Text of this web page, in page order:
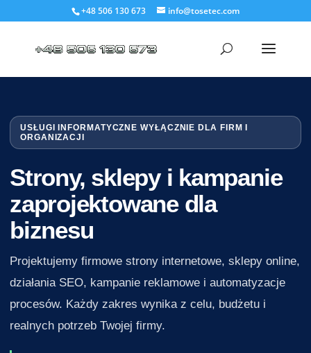
+48 506 130 673 info@tosetec.com
USŁUGI INFORMATYCZNE WYŁĄCZNIE DLA FIRM I
ORGANIZACJI
Strony, sklepy i kampanie
zaprojektowane dla
biznesu
Projektujemy firmowe strony internetowe, sklepy online,
działania SEO, kampanie reklamowe i automatyzacje
procesów. Każdy zakres wynika z celu, budżetu i
realnych potrzeb Twojej firmy.